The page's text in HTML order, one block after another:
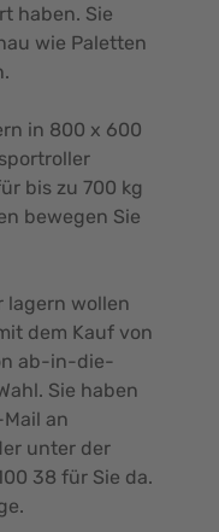
haben. Sie
wie Paletten
in 800 x 600
bis zu 700 kg
bewegen Sie
lagern wollen
dem Kauf von
ab-in-die-
Sie haben
an
unter der
38 für Sie da.